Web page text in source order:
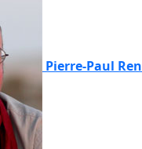
Pierre-Paul